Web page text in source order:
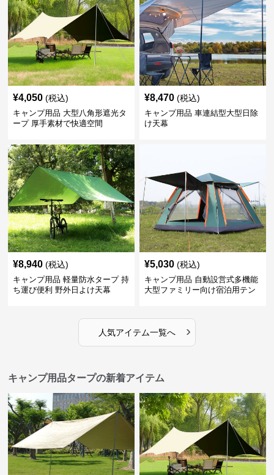
¥4,050 (税込)
キャンプ用品 大型八角形遮光タ
ープ 厚手素材で快適空間
¥8,470 (税込)
キャンプ用品 車連結型大型日除
け天幕
¥8,940 (税込)
キャンプ用品 軽量防水タープ 持
ち運び便利 野外日よけ天幕
¥5,030 (税込)
キャンプ用品 自動設営式多機能
大型ファミリー向け宿泊用テン
人気アイテム一覧へ ›
キャンプ用品タープの新着アイテム